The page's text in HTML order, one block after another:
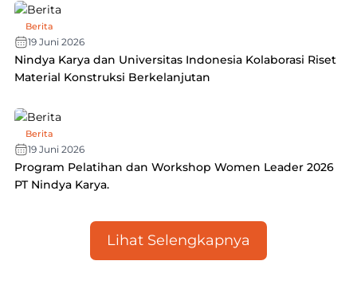
Berita
19 Juni 2026
Nindya Karya dan Universitas Indonesia Kolaborasi Riset
Material Konstruksi Berkelanjutan
Berita
19 Juni 2026
Program Pelatihan dan Workshop Women Leader 2026
PT Nindya Karya.
Lihat Selengkapnya